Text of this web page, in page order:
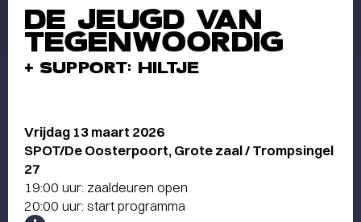
DE JEUGD VAN
TEGENWOORDIG
+ SUPPORT: HILTJE
Vrijdag 13 maart 2026
SPOT/De Oosterpoort, Grote zaal / Trompsingel
27
19:00 uur: zaaldeuren open
20:00 uur: start programma